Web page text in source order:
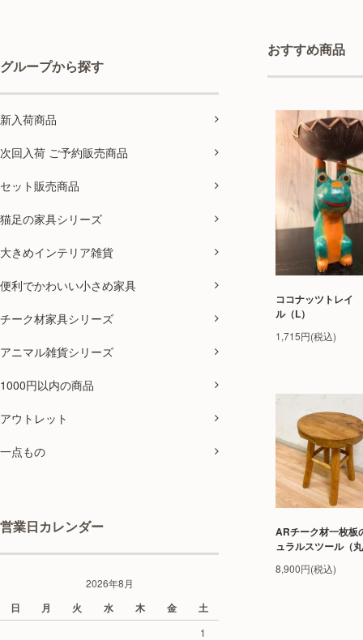
グループから探す
新入荷商品
次回入荷 ご予約販売商品
セット販売商品
猫足の家具シリーズ
大きめインテリア雑貨
便利でかわいい小さめ家具
チーク材家具シリーズ
アニマル雑貨シリーズ
1000円以内の商品
アウトレット
一点もの
営業日カレンダー
2026年8月
日 月 火 水 木 金 土
1
おすすめ商品
ココナッツトレイ
ル（L）
1,715円(税込)
ARチーク材一枚板
ュラルスツール（
8,900円(税込)